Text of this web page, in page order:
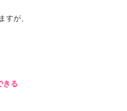
すが、
きる